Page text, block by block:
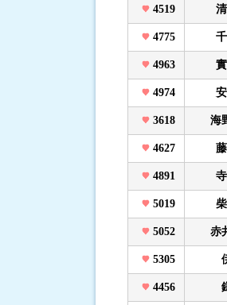
4519
4775
4963
4974
3618 海
4627
4891
5019
5052 赤
5305
4456